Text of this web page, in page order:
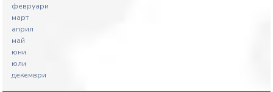
февруари
март
април
май
юни
юли
декември